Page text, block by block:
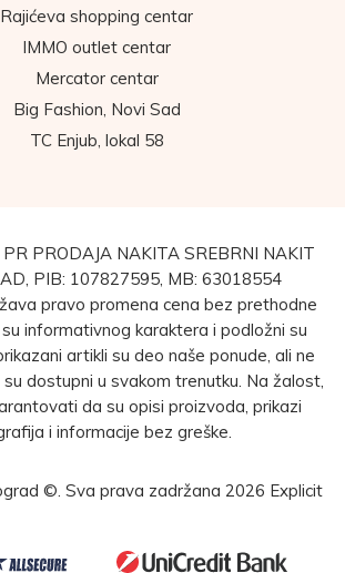
Rajićeva shopping centar
IMMO outlet centar
Mercator centar
Big Fashion, Novi Sad
TC Enjub, lokal 58
PR PRODAJA NAKITA SREBRNI NAKIT
PIB: 107827595, MB: 63018554
pravo promena cena bez prethodne
informativnog karaktera i podložni su
artikli su deo naše ponude, ali ne
dostupni u svakom trenutku. Na žalost,
da su opisi proizvoda, prikazi
i informacije bez greške.
©. Sva prava zadržana 2026 Explicit